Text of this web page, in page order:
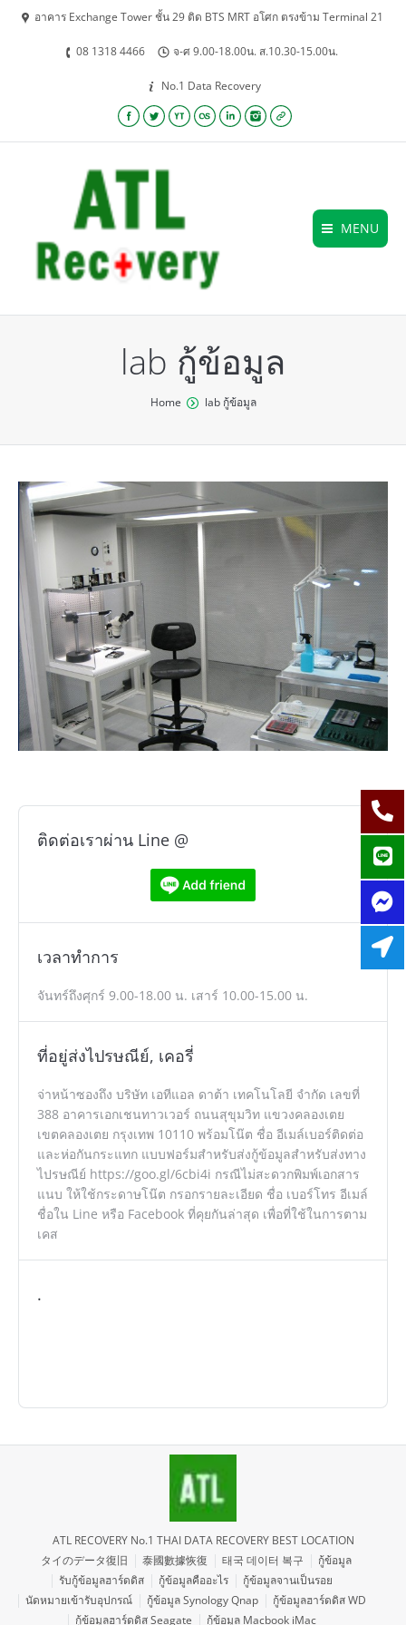
อาคาร Exchange Tower ชั้น 29 ติด BTS MRT อโศก ตรงข้าม Terminal 21
08 1318 4466 จ-ศ 9.00-18.00น. ส.10.30-15.00น.
No.1 Data Recovery
Facebook
TwitterYouTubeLastfmLinkedinInstagram
Website
MENU
lab กู้ข้อมูล
Home lab กู้ข้อมูล
ติดต่อเราผ่าน Line @
เวลาทำการ
จันทร์ถึงศุกร์ 9.00-18.00 น. เสาร์ 10.00-15.00 น.
ที่อยู่ส่งไปรษณีย์, เคอรี่
จ่าหน้าซองถึง บริษัท เอทีแอล ดาต้า เทคโนโลยี จำกัด เลขที่
388 อาคารเอกเชนทาวเวอร์ ถนนสุขุมวิท แขวงคลองเตย
เขตคลองเตย กรุงเทพ 10110 พร้อมโน๊ต ชื่อ อีเมล์เบอร์ติดต่อ
และห่อกันกระแทก แบบฟอร์มสำหรับส่งกู้ข้อมูลสำหรับส่งทาง
ไปรษณีย์ https://goo.gl/6cbi4i กรณีไม่สะดวกพิมพ์เอกสาร
แนบ ให้ใช้กระดาษโน๊ต กรอกรายละเอียด ชื่อ เบอร์โทร อีเมล์
ชื่อใน Line หรือ Facebook ที่คุยกันล่าสุด เพื่อที่ใช้ในการตาม
เคส
.
ATL RECOVERY No.1 THAI DATA RECOVERY BEST LOCATION
タイのデータ復旧
泰國數據恢復 태국 데이터 복구
กู้ข้อมูล
รับกู้ข้อมูลฮาร์ดดิส
กู้ข้อมูลคืออะไร
กู้ข้อมูลจานเป็นรอย
นัดหมายเข้ารับอุปกรณ์
กู้ข้อมูล Synology Qnap
กู้ข้อมูลฮาร์ดดิส WD
กู้ข้อมูลฮาร์ดดิส Seagate
กู้ข้อมูล Macbook iMac